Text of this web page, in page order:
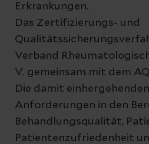
Erkrankungen.
Das Zertifizierungs- und
Verband
V. gemeinsam mit dem
Die damit
Anforderungen in den
Behandlungsqualität,
Patientenzufriedenheit